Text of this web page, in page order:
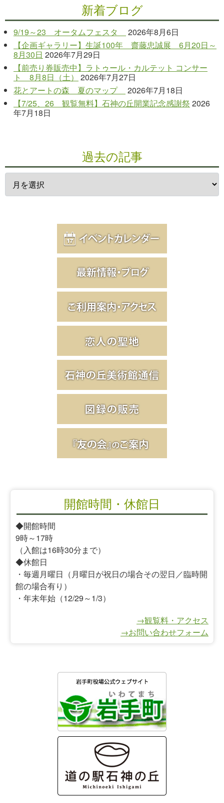
新着ブログ
9/19～23 オータムフェスタ
2026年8月6日
【企画ギャラリー】生誕100年 齋藤忠誠展 6月20日～
8月30日 2026年7月29日
【前売り券販売中】ラトゥール・カルテット コンサー
ト 8月8日（土）
2026年7月27日
花とアートの森 夏のマップ
2026年7月18日
【7/25、26 観覧無料】石神の丘開業記念感謝祭 2026
年7月18日
過去の記事
開館時間・休館日
◆開館時間
9時～17時
（入館は16時30分まで）
◆休館日
・毎週月曜日（月曜日が祝日の場合その翌日／臨時開
館の場合有り）
・年末年始（12/29～1/3）
→観覧料・アクセス
→お問い合わせフォーム